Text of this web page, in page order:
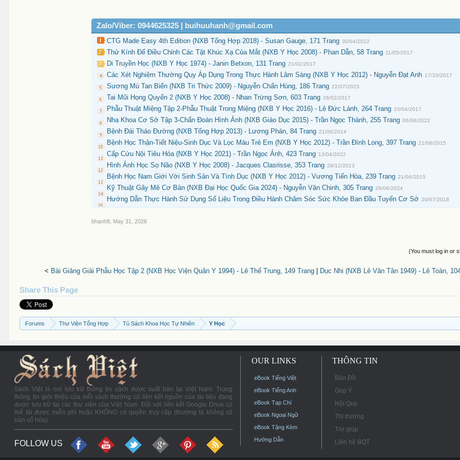
Zalo/Viber: 0944625325 | buihuuhanh@gmail.com
CTG Made Easy 4th Edition (NXB Tổng Hợp 2018) - Susan Gauge, 171 Trang 30/04/2022
Thử Kính Để Điều Chỉnh Các Tật Khúc Xạ Của Mắt (NXB Y Học 2008) - Phan Dẫn, 58 Trang 11/05/2017
Di Truyền Học (NXB Y Học 1974) - Janin Betxon, 131 Trang 21/02/2017
Các Xét Nghiệm Thường Quy Áp Dụng Trong Thực Hành Lâm Sàng (NXB Y Học 2012) - Nguyễn Đạt Anh 17/10/2017
Sương Mù Tan Biến (NXB Tri Thức 2009) - Nguyễn Chấn Hùng, 186 Trang 22/07/2023
Tai Mũi Họng Quyển 2 (NXB Y Học 2008) - Nhan Trừng Sơn, 603 Trang 28/02/2017
Phẫu Thuật Miệng Tập 2-Phẫu Thuật Trong Miệng (NXB Y Học 2016) - Lê Đức Lánh, 264 Trang 10/04/2017
Nha Khoa Cơ Sở Tập 3-Chẩn Đoán Hình Ảnh (NXB Giáo Dục 2015) - Trần Ngọc Thành, 255 Trang 06/08/2022
Bệnh Đái Tháo Đường (NXB Tổng Hợp 2013) - Lương Phán, 84 Trang 21/06/2014
Bệnh Học Thận-Tiết Niệu-Sinh Dục Và Lọc Máu Trẻ Em (NXB Y Học 2012) - Trần Đình Long, 397 Trang 21/06/2015
Cấp Cứu Nội Tiêu Hóa (NXB Y Học 2021) - Trần Ngọc Ánh, 423 Trang 13/04/2022
Hình Ảnh Học Sọ Não (NXB Y Học 2008) - Jacques Clasrisse, 353 Trang 29/12/2013
Bệnh Học Nam Giới Với Sinh Sản Và Tình Dục (NXB Y Học 2012) - Vương Tiến Hòa, 239 Trang 21/06/2015
Kỹ Thuật Gây Mê Cơ Bản (NXB Đại Học Quốc Gia 2024) - Nguyễn Văn Chinh, 305 Trang 28/06/2024
Hướng Dẫn Thực Hành Sử Dụng Số Liệu Trong Điều Hành Chăm Sóc Sức Khỏe Ban Đầu Tuyến Cơ Sở 20/07/2018
bhanh8 May 31, 2026
(You must log in or
< Bài Giảng Giải Phẫu Học Tập 2 (NXB Học Viện Quân Y 1994) - Lê Thế Trung, 149 Trang | Dục Nhi (NXB Lê Văn Tân 1949) - Lê Toàn,
Share This Page
Forums Thư Viện Tổng Hợp Tủ Sách Khoa Học Tự Nhiên Y Học
Sách Việt là nơi lưu trữ thông tin sách được xuất bản tại Việt Nam. Trong
thông tin giới thiệu của mỗi sách thường có liên kết nguồn của tài liệu đang
được lưu trữ tại các thư viện của Việt Nam. Đối với liên kết Google Drive có
thể tải được miễn phí hoặc KHÔNG có quyền truy cập (thường là không có
bản số hóa).
FOLLOW US
OUR LINKS
eBook Tiếng Việt
eBook Tiếng Anh
eBook Tạp Chí
eBook Ngoại Ngữ
eBook Tặng Kèm
Hướng Dẫn
THÔNG TIN
Bản Đồ
Góp Ý
Nội Quy
Thị trường
Trợ giúp
Liên hệ BQT